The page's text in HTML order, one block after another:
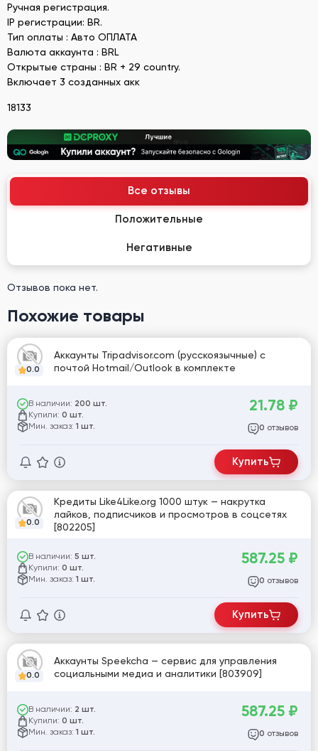
Ручная регистрация.
IP регистрации: BR.
Тип оплаты : Авто ОПЛАТА
Валюта аккаунта : BRL
Открытые страны : BR + 29 country.
Включает 3 созданных акк
18133
Все отзывы
Положительные
Негативные
Отзывов пока нет.
Похожие товары
0.0
Аккаунты Tripadvisor.com (русскоязычные) с
почтой Hotmail/Outlook в комплекте
В наличии: 200 шт.
Купили: 0 шт.
Мин. заказ: 1 шт.
21.78 ₽
0 отзывов
Купить
0.0
Кредиты Like4Like.org 1000 штук — накрутка
лайков, подписчиков и просмотров в соцсетях
[802205]
В наличии: 5 шт.
Купили: 0 шт.
Мин. заказ: 1 шт.
587.25 ₽
0 отзывов
Купить
0.0
Аккаунты Speekcha — сервис для управления
социальными медиа и аналитики [803909]
В наличии: 2 шт.
Купили: 0 шт.
Мин. заказ: 1 шт.
587.25 ₽
0 отзывов